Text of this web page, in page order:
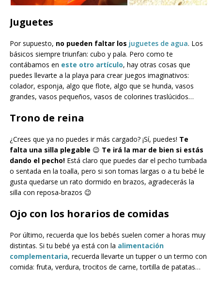
Juguetes
Por supuesto, no pueden faltar los juguetes de agua. Los
básicos siempre triunfan: cubo y pala. Pero como te
contábamos en este otro artículo, hay otras cosas que
puedes llevarte a la playa para crear juegos imaginativos:
colador, esponja, algo que flote, algo que se hunda, vasos
grandes, vasos pequeños, vasos de colorines traslúcidos…
Trono de reina
¿Crees que ya no puedes ir más cargado? ¡Sí, puedes! Te
falta una silla plegable 😉 Te irá la mar de bien si estás
dando el pecho! Está claro que puedes dar el pecho tumbada
o sentada en la toalla, pero si son tomas largas o a tu bebé le
gusta quedarse un rato dormido en brazos, agradecerás la
silla con reposa-brazos 😉
Ojo con los horarios de comidas
Por último, recuerda que los bebés suelen comer a horas muy
distintas. Si tu bebé ya está con la alimentación
complementaria, recuerda llevarte un tupper o un termo con
comida: fruta, verdura, trocitos de carne, tortilla de patatas…